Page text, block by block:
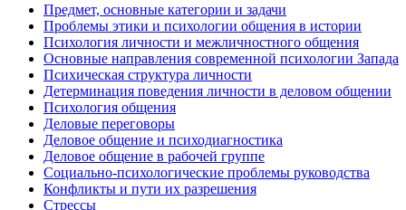
Предмет, основные категории и задачи
Проблемы этики и психологии общения в истории
Психология личности и межличностного общения
Основные направления современной психологии Запада
Психическая структура личности
Детерминация поведения личности в деловом общении
Психология общения
Деловые переговоры
Деловое общение и психодиагностика
Деловое общение в рабочей группе
Cоциально-психологические проблемы руководства
Конфликты и пути их разрешения
Стрессы